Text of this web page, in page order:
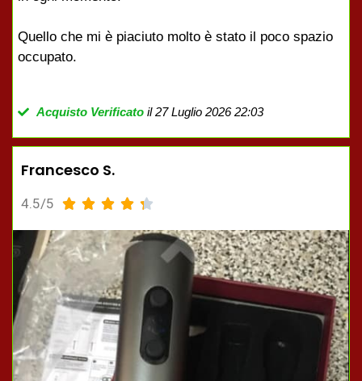
Quello che mi è piaciuto molto è stato il poco spazio
occupato.
Acquisto Verificatoil 27 Luglio 2026 22:03
Francesco S.
4.5/5     